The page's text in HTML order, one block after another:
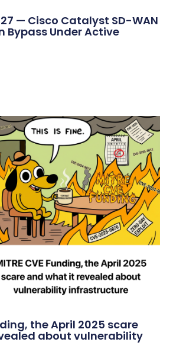
— Cisco Catalyst SD-WAN
Under Active
the April 2025 scare
about vulnerability